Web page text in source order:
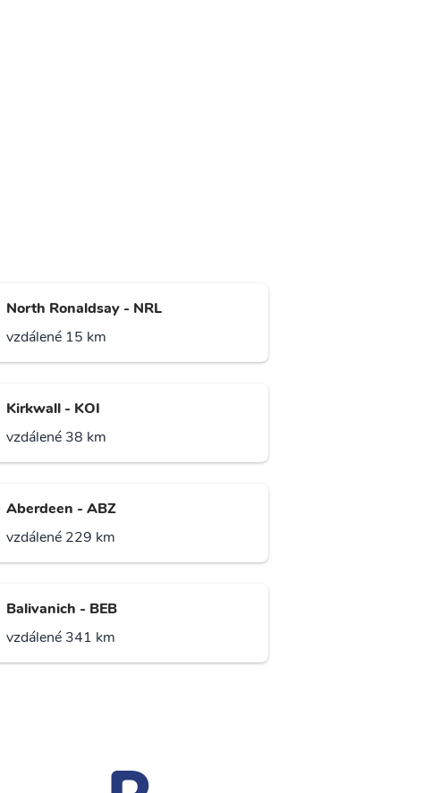
North Ronaldsay - NRL
vzdálené 15 km
Kirkwall - KOI
vzdálené 38 km
Aberdeen - ABZ
vzdálené 229 km
Balivanich - BEB
vzdálené 341 km